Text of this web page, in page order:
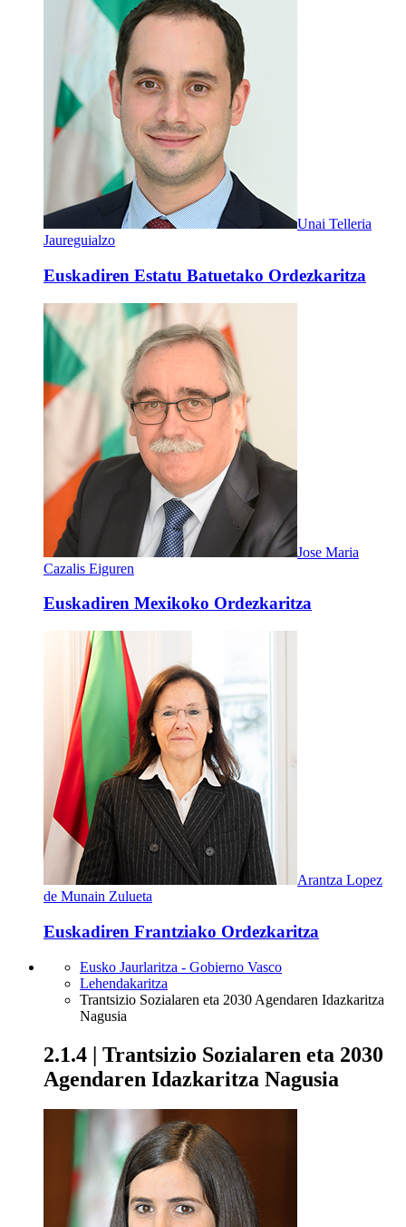
Unai Telleria
Jaureguialzo
Euskadiren Estatu Batuetako Ordezkaritza
Jose Maria
Cazalis Eiguren
Euskadiren Mexikoko Ordezkaritza
Arantza Lopez
de Munain Zulueta
Euskadiren Frantziako Ordezkaritza
Eusko Jaurlaritza - Gobierno Vasco
Lehendakaritza
Trantsizio Sozialaren eta 2030 Agendaren Idazkaritza
Nagusia
2.1.4 | Trantsizio Sozialaren eta 2030
Agendaren Idazkaritza Nagusia